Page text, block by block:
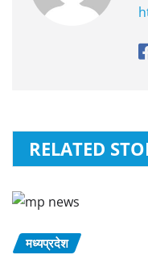
RELATED
मध्यप्रदेश